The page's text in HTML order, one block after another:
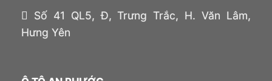
Số 41 QL5, Đ, Trưng Trắc, H. Văn Lâm,
Hưng Yên